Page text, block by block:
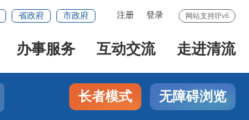
网站支持IPv6
注册 登录
省政府 市政府
办事服务 互动交流 走进清流
长者模式 无障碍浏览